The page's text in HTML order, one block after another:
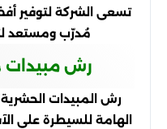
تسعى الشركة لتوفير
مُدرّب ومستعد
رش مبيدات
رش المبيدات
الهامة للسيطرة على